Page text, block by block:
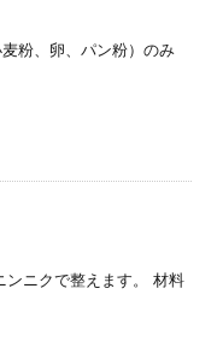
粉、卵、パン粉）のみ
ンニクで整えます。 材料